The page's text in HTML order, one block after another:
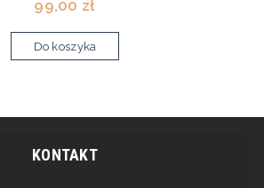
99,00 zł
Do koszyka
KONTAKT